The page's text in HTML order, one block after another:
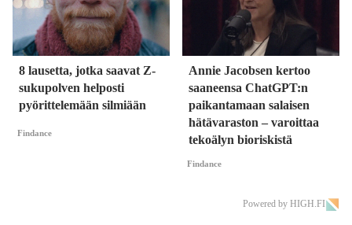
8 lausetta, jotka saavat Z-
sukupolven helposti
pyörittelemään silmiään
Findance
Annie Jacobsen kertoo
saaneensa ChatGPT:n
paikantamaan salaisen
hätävaraston – varoittaa
tekoälyn bioriskistä
Findance
Powered by HIGH.FI